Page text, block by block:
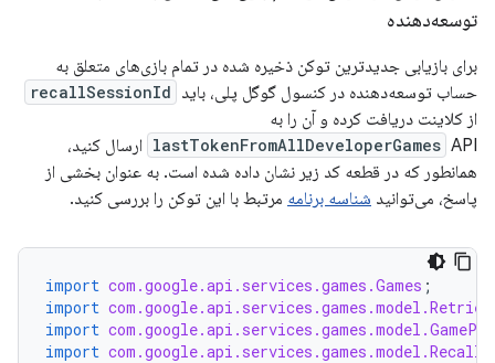
توسعه‌دهنده
برای بازیابی جدیدترین توکن ذخیره شده در تمام بازی‌های متعلق به
حساب توسعه‌دهنده در کنسول گوگل پلی، باید recallSessionId
از کلاینت دریافت کرده و آن را به
lastTokenFromAllDeveloperGames API ارسال کنید،
همانطور که در قطعه کد زیر نشان داده شده است. به عنوان بخشی از
پاسخ، می‌توانید شناسه برنامه مرتبط با این توکن را بررسی کنید.
import com.google.api.services.games.Games ;
import
import
import